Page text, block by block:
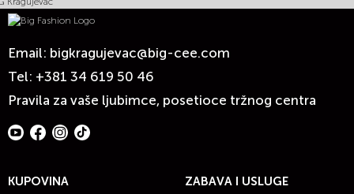
Email: bigkragujevac@big-cee.com
Tel: +381 34 619 50 46
Pravila za vaše ljubimce, posetioce tržnog centra
KUPOVINA ZABAVA I USLUGE